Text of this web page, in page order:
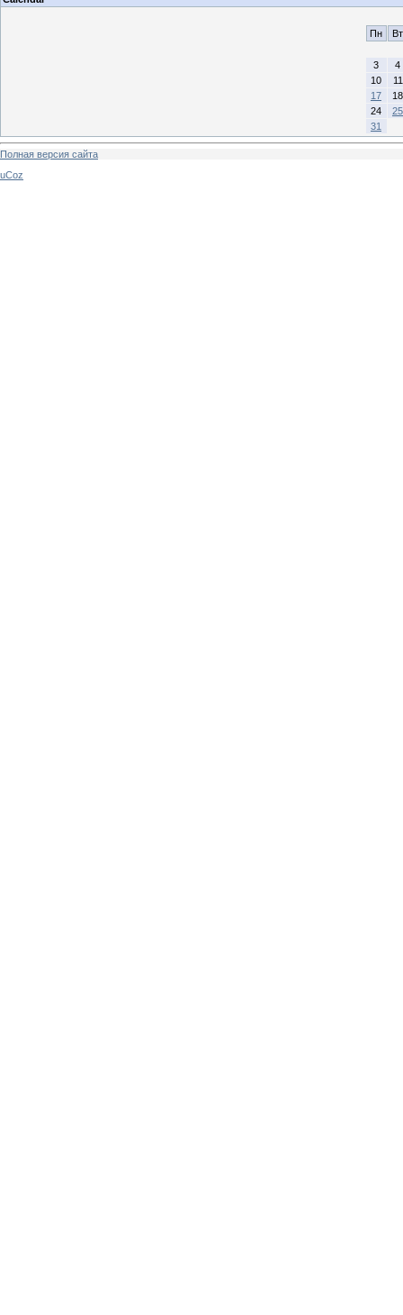
Пн Вт
3
4
10
11
17
18
24
25
31
Полная версия сайта
uCoz